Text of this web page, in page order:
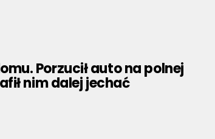
Porzucił auto na polnej
nim dalej jechać